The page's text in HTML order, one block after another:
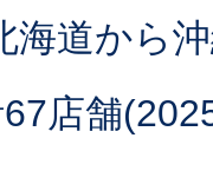
海道から
店舗